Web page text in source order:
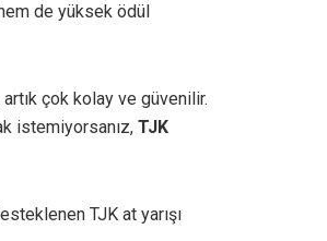
de yüksek ödül
çok kolay ve güvenilir.
istemiyorsanız, TJK
TJK at yarışı